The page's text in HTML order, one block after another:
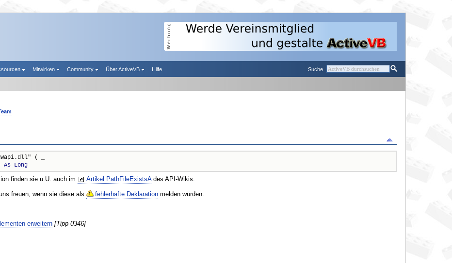
Suche
Mitwirken Community Über ActiveVB Hilfe
( _
As Long
finden sie u.U. auch im Artikel PathFileExistsAdes API-Wikis.
freuen, wenn sie diese als fehlerhafte Deklarationmelden würden.
erweitern [Tipp 0346]